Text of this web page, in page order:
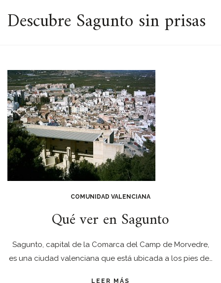
ESPACIO
Descubre Sagunto sin prisas
COMUNIDAD VALENCIANA
Qué ver en Sagunto
Sagunto, capital de la Comarca del Camp de Morvedre,
es una ciudad valenciana que está ubicada a los pies de…
LEER MÁS